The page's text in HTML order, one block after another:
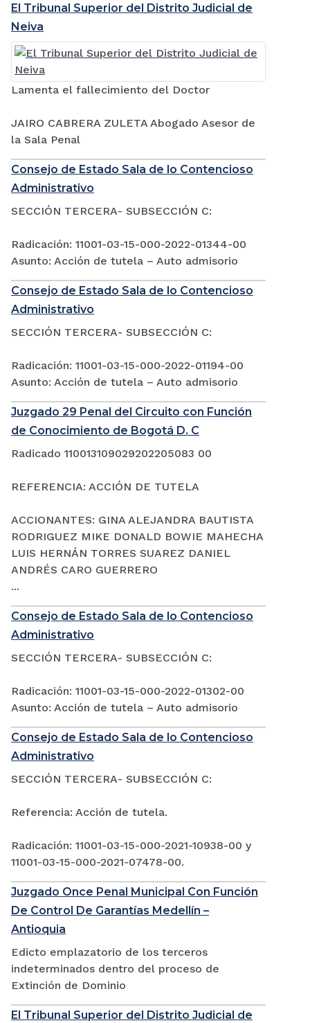
El Tribunal Superior del Distrito Judicial de
Neiva
Lamenta el fallecimiento del Doctor
JAIRO CABRERA ZULETA Abogado Asesor de
la Sala Penal
Consejo de Estado Sala de lo Contencioso
Administrativo
SECCIÓN TERCERA- SUBSECCIÓN C:
Radicación: 11001-03-15-000-2022-01344-00
Asunto: Acción de tutela – Auto admisorio
Consejo de Estado Sala de lo Contencioso
Administrativo
SECCIÓN TERCERA- SUBSECCIÓN C:
Radicación: 11001-03-15-000-2022-01194-00
Asunto: Acción de tutela – Auto admisorio
Juzgado 29 Penal del Circuito con Función
de Conocimiento de Bogotá D. C
Radicado 110013109029202205083 00
REFERENCIA: ACCIÓN DE TUTELA
ACCIONANTES: GINA ALEJANDRA BAUTISTA
RODRIGUEZ MIKE DONALD BOWIE MAHECHA
LUIS HERNÁN TORRES SUAREZ DANIEL
ANDRÉS CARO GUERRERO
...
Consejo de Estado Sala de lo Contencioso
Administrativo
SECCIÓN TERCERA- SUBSECCIÓN C:
Radicación: 11001-03-15-000-2022-01302-00
Asunto: Acción de tutela – Auto admisorio
Consejo de Estado Sala de lo Contencioso
Administrativo
SECCIÓN TERCERA- SUBSECCIÓN C:
Referencia: Acción de tutela.
Radicación: 11001-03-15-000-2021-10938-00 y
11001-03-15-000-2021-07478-00.
Juzgado Once Penal Municipal Con Función
De Control De Garantías Medellín –
Antioquia
Edicto emplazatorio de los terceros
indeterminados dentro del proceso de
Extinción de Dominio
El Tribunal Superior del Distrito Judicial de